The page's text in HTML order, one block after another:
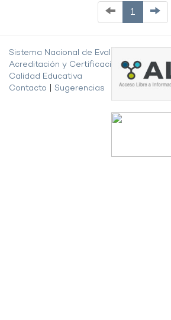
1
Sistema Nacional de Evaluación,
Acreditación y Certificación de la
Calidad Educativa
Contacto
Sugerencias